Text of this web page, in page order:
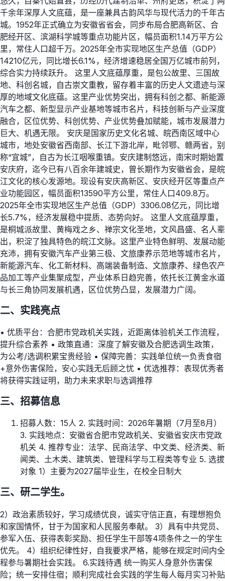
千余年深厚人文底蕴，是一座兼具古韵风华与现代活力的千年古
城。1952年正式确立为安徽省省会，同步布局合肥高新区、合
肥经开区、滨湖科学城等重点功能片区，幅员面积1.14万平方公
里，常住人口超千万。2025年全市实现地区生产总值（GDP）
14210亿元，同比增长6.1%，经济增速稳居全国万亿城市前列，
综合实力持续跃升。 这里人文底蕴厚重，是包公故里、三国故
地、科创名城，自古崇文重教，留存着丰富的历史人文遗迹与深
厚的地域文化底蕴。这里产业优势突出，拥有科创之都、新能源
汽车之都、新型显示产业基地等城市名片，科技创新与产业深度
融合，区位优势、科创优势、产业优势叠加赋能，城市发展潜力
巨大、机遇无限。 安庆是国家历史文化名城、皖西南区域中心
城市，地处安徽省西南部、长江下游北岸，毗邻鄂、赣两省，别
称“宜城”，自古为长江咽喉重镇。安庆建制悠远，南宋时期始置
安庆府，迄今已有八百余年建城史，曾长期作为安徽省会，是皖
江文化的核心发源地。现设有安庆高新区、安庆经开区等重点产
业功能园区，幅员面积13590平方公里，常住人口409.8万。
2025年全市实现地区生产总值（GDP）3306.08亿元，同比增
长5.7%，经济发展稳中提质、态势向好。 这里人文底蕴厚重，
是桐城派故里、黄梅戏之乡、禅宗文化圣地，文风昌盛、名人辈
出，积淀了独具特色的皖江文脉。这里产业特色鲜明、发展动能
充沛，拥有安徽汽车产业第三极、文旅康养示范地等城市名片，
新能源汽车、化工新材料、高端装备制造、文旅康养、绿色农产
品加工等产业集聚成型，产业体系日趋完善，依托长江黄金水道
与长三角协同发展机遇，区位优势凸显，发展潜力广阔。
二、实践亮点
• 优质平台：合肥市党政机关实践，近距离体验机关工作流程，
提升综合素养 • 政策直通：深度了解安徽及合肥选调生政策，
为公考/选调积累宝贵经验 • 保障完善：实践单位统一负责食宿
+意外伤害保险，安心实践无后顾之忧 • 优选推荐：表现优秀者
将获得实践证明，助力未来求职与选调推荐
三、招募信息
招募人数：15人 2. 实践时间：2026年暑期（7月至8月）
3. 实践地点：安徽省合肥市党政机关、安徽省安庆市党政
机关 4. 推荐专业：法学、民商法学、中文类、经济类、新
闻类、土木类、建筑类、管理科学与工程类等专业 5. 选拔
对象 1）主要为2027届毕业生，在校全日制大
三、研二学生。
2）政治素质较好，学习成绩优良，诚实守信正直，有理想抱负
和家国情怀，甘于为国家和人民服务奉献。 3）具有中共党员、
参军入伍、获得表彰奖励、担任学生干部等4项条件之一的学生
优先。 4）组织纪律性好，自我要求严格，能够在规定时间内全
程参与暑期社会实践。 6.实践待遇 统一购买人身意外伤害保
险；统一安排住宿；顺利完成社会实践的学生每人每月实习补贴